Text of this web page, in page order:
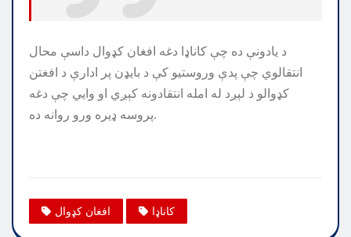
د یادونې ده چې کاناډا دغه افغان کډوال داسې محال
انتقالوي چې پدې وروستیو کې د بایډن پر ادارې د افغتن
کډوالو د لېږد له امله انتقادونه کېږي او وايي چې دغه
پروسه ډیره ورو روانه ده.
افغان کډوال کاناډا